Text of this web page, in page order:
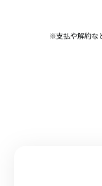
※支払や解約な